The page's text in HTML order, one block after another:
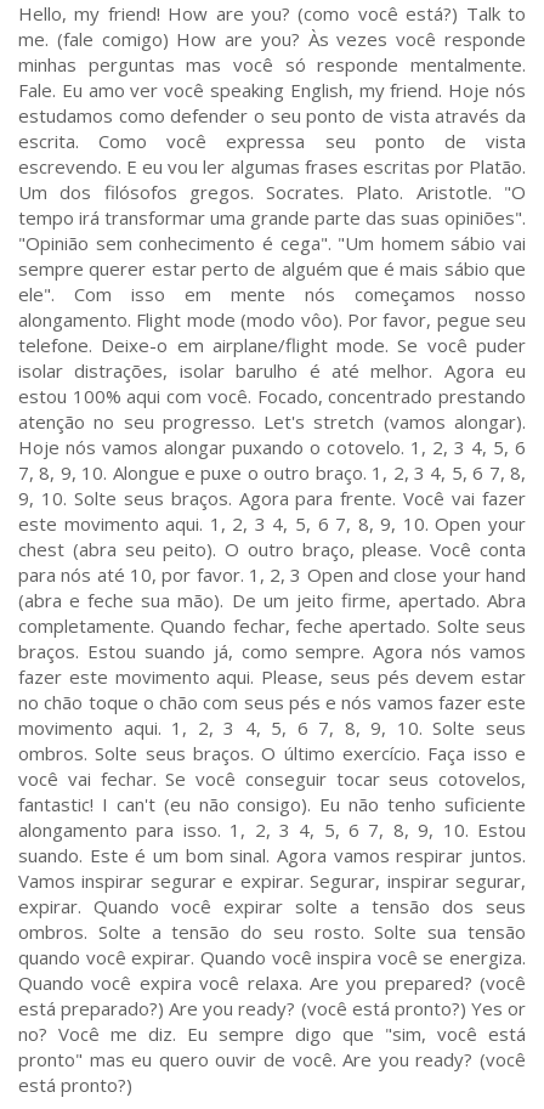
Hello, my friend! How are you? (como você está?) Talk to
me. (fale comigo) How are you? Às vezes você responde
minhas perguntas mas você só responde mentalmente.
Fale. Eu amo ver você speaking English, my friend. Hoje nós
estudamos como defender o seu ponto de vista através da
escrita. Como você expressa seu ponto de vista
escrevendo. E eu vou ler algumas frases escritas por Platão.
Um dos filósofos gregos. Socrates. Plato. Aristotle. "O
tempo irá transformar uma grande parte das suas opiniões".
"Opinião sem conhecimento é cega". "Um homem sábio vai
sempre querer estar perto de alguém que é mais sábio que
ele". Com isso em mente nós começamos nosso
alongamento. Flight mode (modo vôo). Por favor, pegue seu
telefone. Deixe-o em airplane/flight mode. Se você puder
isolar distrações, isolar barulho é até melhor. Agora eu
estou 100% aqui com você. Focado, concentrado prestando
atenção no seu progresso. Let's stretch (vamos alongar).
Hoje nós vamos alongar puxando o cotovelo. 1, 2, 3 4, 5, 6
7, 8, 9, 10. Alongue e puxe o outro braço. 1, 2, 3 4, 5, 6 7, 8,
9, 10. Solte seus braços. Agora para frente. Você vai fazer
este movimento aqui. 1, 2, 3 4, 5, 6 7, 8, 9, 10. Open your
chest (abra seu peito). O outro braço, please. Você conta
para nós até 10, por favor. 1, 2, 3 Open and close your hand
(abra e feche sua mão). De um jeito firme, apertado. Abra
completamente. Quando fechar, feche apertado. Solte seus
braços. Estou suando já, como sempre. Agora nós vamos
fazer este movimento aqui. Please, seus pés devem estar
no chão toque o chão com seus pés e nós vamos fazer este
movimento aqui. 1, 2, 3 4, 5, 6 7, 8, 9, 10. Solte seus
ombros. Solte seus braços. O último exercício. Faça isso e
você vai fechar. Se você conseguir tocar seus cotovelos,
fantastic! I can't (eu não consigo). Eu não tenho suficiente
alongamento para isso. 1, 2, 3 4, 5, 6 7, 8, 9, 10. Estou
suando. Este é um bom sinal. Agora vamos respirar juntos.
Vamos inspirar segurar e expirar. Segurar, inspirar segurar,
expirar. Quando você expirar solte a tensão dos seus
ombros. Solte a tensão do seu rosto. Solte sua tensão
quando você expirar. Quando você inspira você se energiza.
Quando você expira você relaxa. Are you prepared? (você
está preparado?) Are you ready? (você está pronto?) Yes or
no? Você me diz. Eu sempre digo que "sim, você está
pronto" mas eu quero ouvir de você. Are you ready? (você
está pronto?)